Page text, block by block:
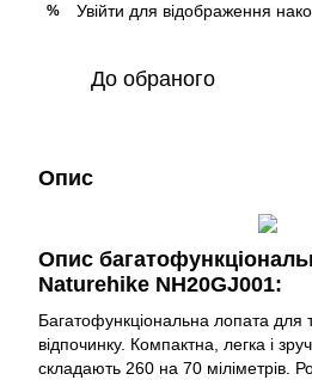
% Увійти для відображення
До обраного
Опис
Опис
Naturehike NH20GJ001:
Багатофункціональна лопата для
відпочинку. Компактна, легка і
складають 260 на 70 міліметрів.